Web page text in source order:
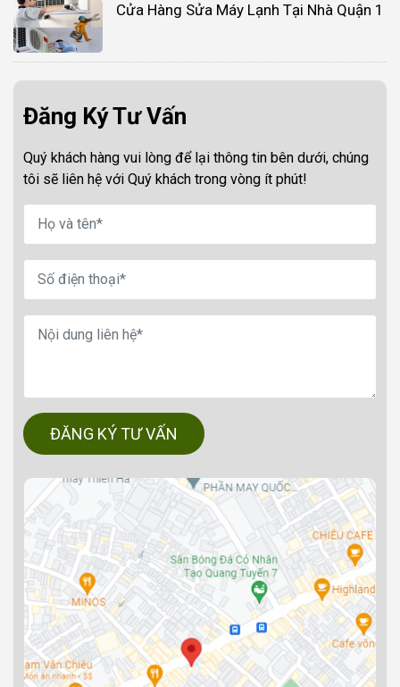
Cửa Hàng Sửa Máy Lạnh Tại Nhà Quận 1
Đăng Ký Tư Vấn
Quý khách hàng vui lòng để lại thông tin bên dưới, chúng
tôi sẽ liên hệ với Quý khách trong vòng ít phút!
ĐĂNG KÝ TƯ VẤN